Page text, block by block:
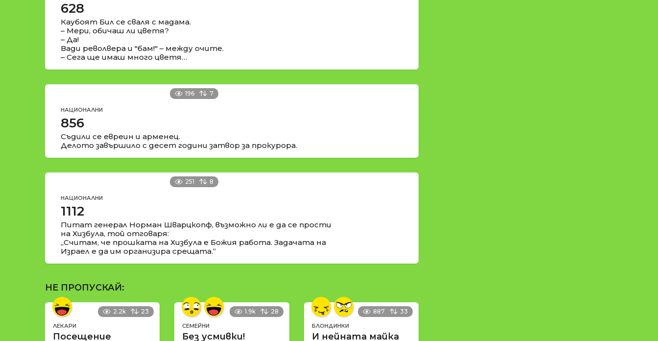
628
Каубоят Бил се сваля с мадама.
– Мери, обичаш ли цветя?
– Да!
Вади револвера и "бам!" – между очите.
– Сега ще имаш много цветя…
196 7
НАЦИОНАЛНИ
856
Съдили се евреин и арменец.
Делото завършило с десет години затвор за прокурора.
251 8
НАЦИОНАЛНИ
1112
Питат генерал Норман Шварцкопф, възможно ли е да се прости
на Хизбула, той отговаря:
„Считам, че прошката на Хизбула е Божия работа. Задачата на
Израел е да им организира срещата.“
НЕ ПРОПУСКАЙ:
2.2k 23
ЛЕКАРИ
Посещение
1.9k 28
СЕМЕЙНИ
Без усмивки!
887 33
БЛОНДИНКИ
И нейната майка